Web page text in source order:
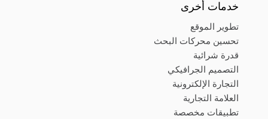
خدمات أخرى
تطوير الموقع
تحسين محركات البحث
قدرة شرائية
التصميم الجرافيكي
التجارة الإلكترونية
العلامة التجارية
تطبيقات مخصصة